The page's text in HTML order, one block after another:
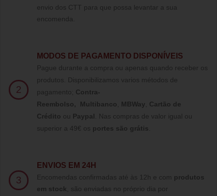
envio dos CTT para que possa levantar a sua
encomenda.
2
MODOS DE PAGAMENTO DISPONÍVEIS
Pague durante a compra ou apenas quando receber os
produtos. Disponibilizamos varios métodos de
pagamento; Contra-
Reembolso, Multibanco MBWay
Cartão de
Crédito ou Paypal
Nas compras de valor igual ou
superior a 49€ os portes são grátis
3
ENVIOS EM 24H
Encomendas confirmadas até às 12h e com produtos
em stock , são enviadas no próprio dia por